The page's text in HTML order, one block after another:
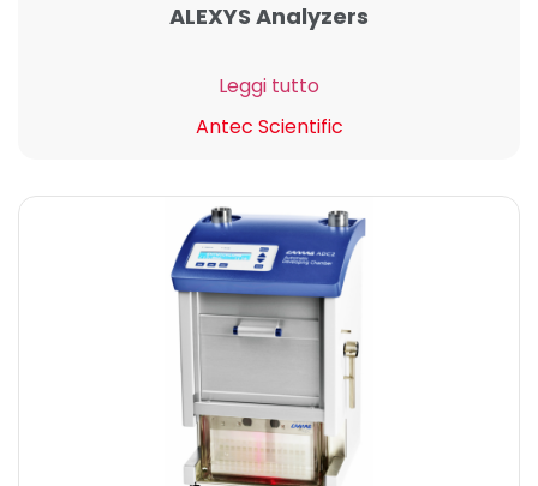
ALEXYS Analyzers
Leggi tutto
Antec Scientific